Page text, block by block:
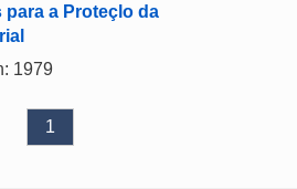
a Proteçlo da
1979
1